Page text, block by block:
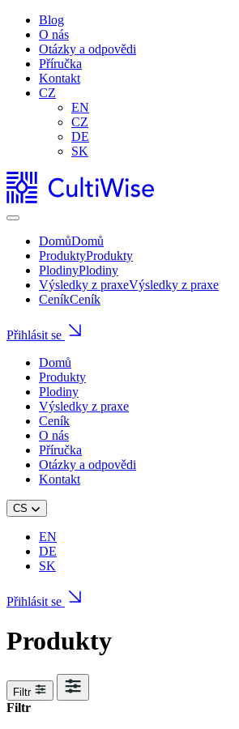
Blog
O nás
Otázky a odpovědi
Příručka
Kontakt
CZ
EN
CZ
DE
SK
DomůDomů
ProduktyProdukty
PlodinyPlodiny
Výsledky z praxeVýsledky z praxe
CeníkCeník
Přihlásit se
Domů
Produkty
Plodiny
Výsledky z praxe
Ceník
O nás
Příručka
Otázky a odpovědi
Kontakt
CS
EN
DE
SK
Přihlásit se
Produkty
Filtr
Filtr